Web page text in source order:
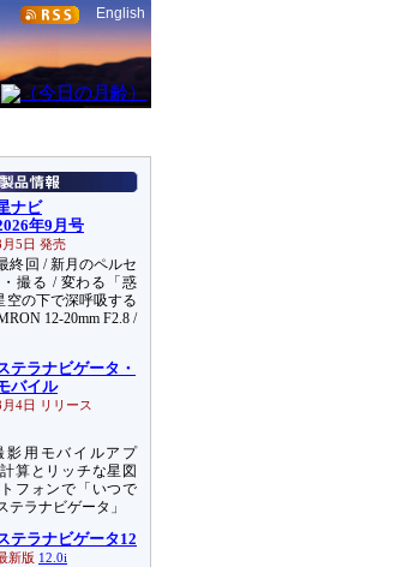
English
ナビ
年9月号
月5日 発売
終回 / 新月のペルセ
撮る / 変わる「惑
空の下で深呼吸する
12-20mm F2.8 /
テラナビゲータ・
バイル
月4日 リリース
影用モバイルアプ
算とリッチな星図
フォンで「いつで
テラナビゲータ」
テラナビゲータ12
新版 12.0i